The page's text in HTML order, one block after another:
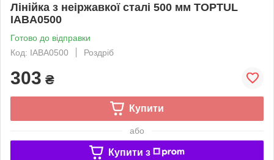
Лінійка з неіржавкої сталі 500 мм TOPTUL
IABA0500
Готово до відправки
Код: IABA0500
Роздріб
303 ₴
Купити
або
Купити з